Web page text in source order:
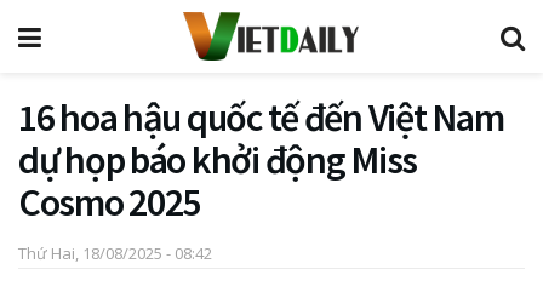
16 hoa hậu quốc tế đến Việt Nam
dự họp báo khởi động Miss
Cosmo 2025
Thứ Hai, 18/08/2025 - 08:42